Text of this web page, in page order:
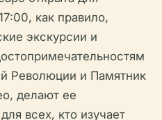
как правило,
экскурсии и
Революции и Памятник
делают ее
всех, кто изучает